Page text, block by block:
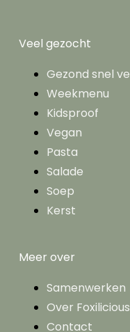
Veel gezocht
Gezond snel
Weekmenu
Kidsproof
Vegan
Pasta
Salade
Soep
Kerst
Meer over
Samenwerken
Over Foxilicious
Contact